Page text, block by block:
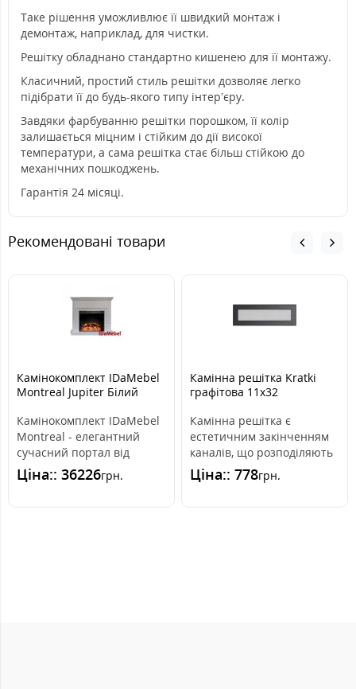
Таке рішення уможливлює її швидкий монтаж і
демонтаж, наприклад, для чистки.
Решітку обладнано стандартно кишенею для її монтажу.
Класичний, простий стиль решітки дозволяє легко
підібрати її до будь-якого типу інтер’єру.
Завдяки фарбуванню решітки порошком, її колір
залишається міцним і стійким до дії високої
температури, а сама решітка стає більш стійкою до
механічних пошкоджень.
Гарантія 24 місяці.
Рекомендовані товари
Камінокомплект IDaMebel
Montreal Jupiter Білий
Камінокомплект IDaMebel
Montreal - елегантний
сучасний портал від
українського виробника
IDaMebel і ..
Ціна:: 36226грн.
Камінна решітка Kratki
графітова 11x32
Камінна решітка є
естетичним закінченням
каналів, що розподіляють
гаряче повітря з каміна.
Вона вмо..
Ціна:: 778грн.